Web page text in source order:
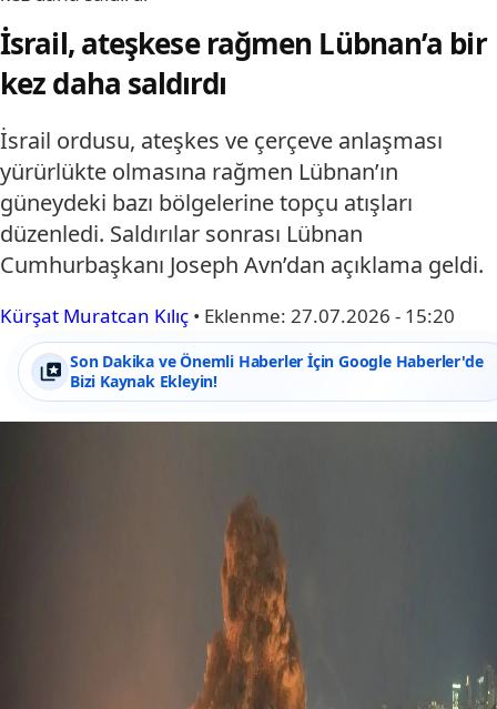
İsrail, ateşkese rağmen Lübnan’a bir
kez daha saldırdı
İsrail ordusu, ateşkes ve çerçeve anlaşması
yürürlükte olmasına rağmen Lübnan’ın
güneydeki bazı bölgelerine topçu atışları
düzenledi. Saldırılar sonrası Lübnan
Cumhurbaşkanı Joseph Avn’dan açıklama geldi.
Kürşat Muratcan Kılıç • Eklenme: 27.07.2026 - 15:20
Son Dakika ve Önemli Haberler İçin Google Haberler'de
Bizi Kaynak Ekleyin!